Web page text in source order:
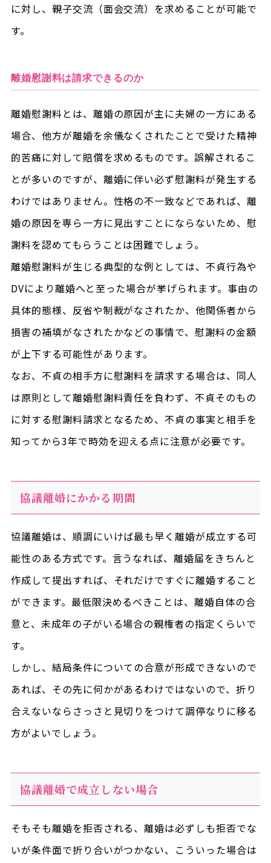
に対し、親子交流（面会交流）を求めることが可能で
す。
離婚慰謝料は請求できるのか
離婚慰謝料とは、離婚の原因が主に夫婦の一方にある
場合、他方が離婚を余儀なくされたことで受けた精神
的苦痛に対して賠償を求めるものです。誤解されるこ
とが多いのですが、離婚に伴い必ず慰謝料が発生する
わけではありません。性格の不一致などであれば、離
婚の原因を専ら一方に見出すことにならないため、慰
謝料を認めてもらうことは困難でしょう。
離婚慰謝料が生じる典型的な例としては、不貞行為や
DVにより離婚へと至った場合が挙げられます。事由の
具体的態様、反省や制裁がなされたか、他関係者から
損害の補填がなされたかなどの事情で、慰謝料の金額
が上下する可能性があります。
なお、不貞の相手方に慰謝料を請求する場合は、同人
は原則として離婚慰謝料責任を負わず、不貞そのもの
に対する慰謝料請求となるため、不貞の事実と相手を
知ってから3年で時効を迎える点に注意が必要です。
協議離婚にかかる期間
協議離婚は、順調にいけば最も早く離婚が成立する可
能性のある方式です。言うなれば、離婚届をきちんと
作成して提出すれば、それだけですぐに離婚すること
ができます。最低限決めるべきことは、離婚自体の合
意と、未成年の子がいる場合の親権者の指定くらいで
す。
しかし、結局条件についての合意が形成できないので
あれば、その先に何かがあるわけではないので、折り
合えないならさっさと見切りをつけて調停なりに移る
方がよいでしょう。
協議離婚で成立しない場合
そもそも離婚を拒否される、離婚は必ずしも拒否でな
いが条件面で折り合いがつかない、こういった場合は